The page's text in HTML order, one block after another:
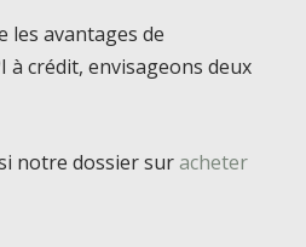
les avantages de
à crédit, envisageons deux
notre dossier suracheter